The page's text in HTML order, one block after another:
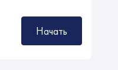
Начать